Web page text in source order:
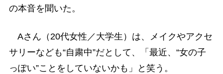
の本音を聞いた。
Aさん（20代女性／大学生）は、メイクやアクセ
サリーなども“自粛中”だとして、「最近、“女の子
っぽい”ことをしていないかも」と笑う。